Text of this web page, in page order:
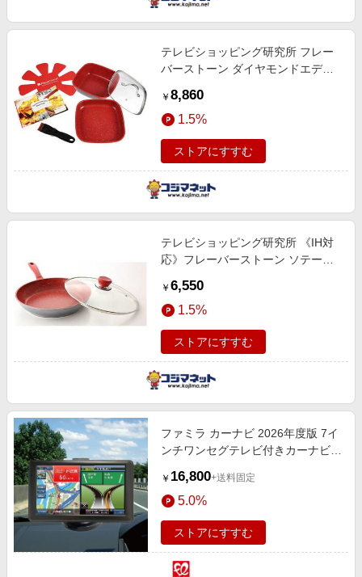
テレビショッピング研究所 フレー
バーストーン ダイヤモンドエディ
￥ 8,860
1.5%
ストアにすすむ
テレビショッピング研究所 《IH対
応》フレーバーストーン ソテーパ
6683028CM
￥ 6,550
1.5%
ストアにすすむ
ファミラ カーナビ 2026年度版 7イ
ンチワンセグテレビ付きカーナビ
￥ 16,800+送料固定
5.0%
ストアにすすむ